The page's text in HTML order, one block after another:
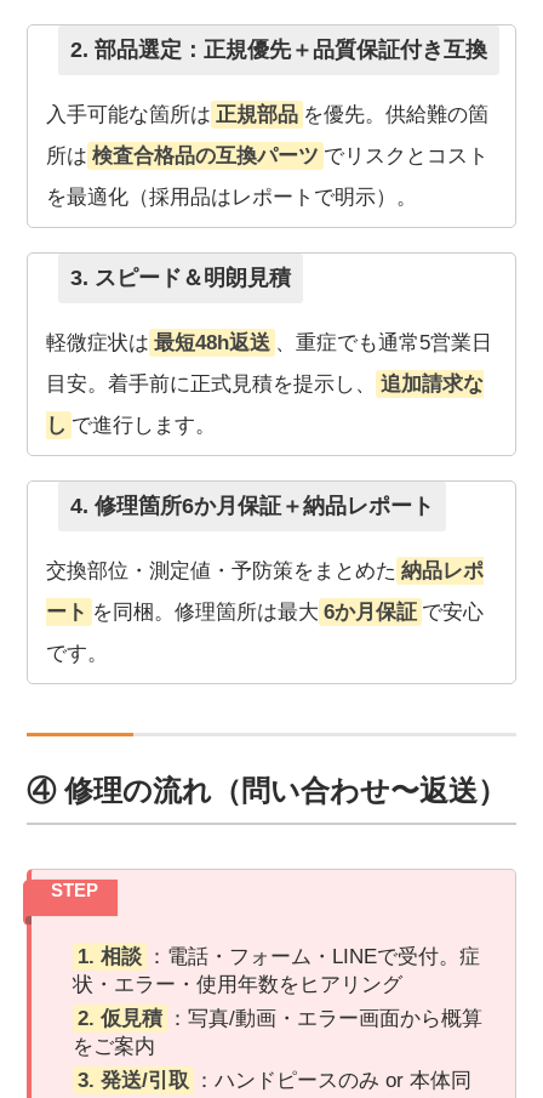
2. 部品選定：正規優先＋品質保証付き互換
入手可能な箇所は 正規部品 を優先。供給難の箇
所は 検査合格品の互換パーツ でリスクとコスト
を最適化（採用品はレポートで明示）。
3. スピード＆明朗見積
軽微症状は 最短48h返送 、重症でも通常5営業日
目安。着手前に正式見積を提示し、
追加請求な
し で進行します。
4. 修理箇所6か月保証＋納品レポート
交換部位・測定値・予防策をまとめた 納品レポ
ート を同梱。修理箇所は最大 6か月保証 で安心
です。
④ 修理の流れ（問い合わせ〜返送）
STEP
1. 相談 ：電話・フォーム・LINEで受付。症
状・エラー・使用年数をヒアリング
2. 仮見積 ：写真/動画・エラー画面から概算
をご案内
3. 発送/引取
：ハンドピースのみ or 本体同